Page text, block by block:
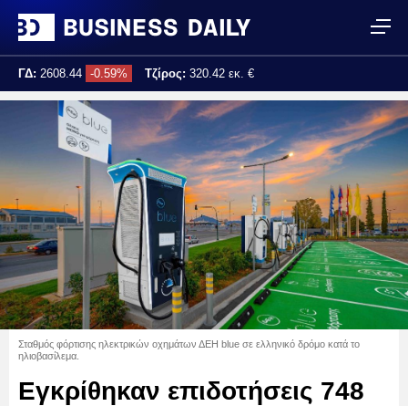
ΓΔ: 2608.44 -0.59% Τζίρος: 320.42 εκ. €
Τελ. ενημέρωση:
Σταθμός φόρτισης ηλεκτρικών οχημάτων ΔΕΗ blue σε ελληνικό δρόμο κατά το
ηλιοβασίλεμα.
Εγκρίθηκαν επιδοτήσεις 748